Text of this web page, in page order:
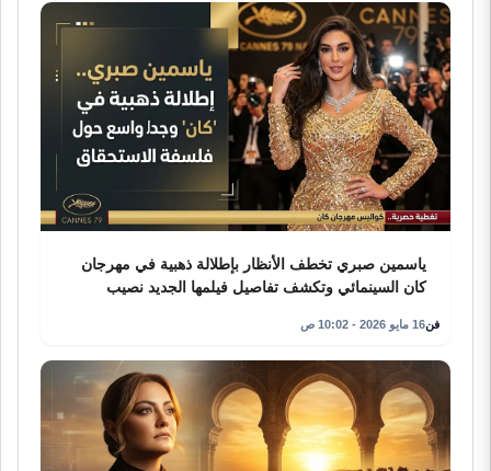
ياسمين صبري تخطف الأنظار بإطلالة ذهبية في مهرجان
كان السينمائي وتكشف تفاصيل فيلمها الجديد نصيب
فن16 مايو 2026 - 10:02 ص